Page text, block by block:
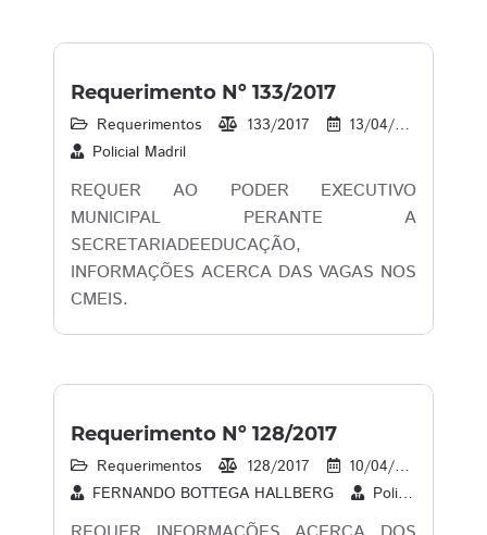
Requerimento Nº 133/2017
Requerimentos 133/2017 13/04/2017
Policial Madril
REQUER AO PODER EXECUTIVO
MUNICIPAL PERANTE A
SECRETARIADEEDUCAÇÃO,
INFORMAÇÕES ACERCA DAS VAGAS NOS
CMEIS.
Requerimento Nº 128/2017
Requerimentos 128/2017 10/04/2017
FERNANDO BOTTEGA HALLBERG
Policial Madril